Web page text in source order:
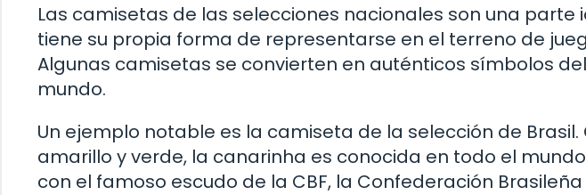
Las camisetas de las selecciones nacionales son una
tiene su propia forma de representarse en el terreno de
Algunas camisetas se convierten en auténticos símbolos
mundo.
Un ejemplo notable es la camiseta de la selección de
amarillo y verde, la canarinha es conocida en todo el
con el famoso escudo de la CBF, la Confederación Brasileña